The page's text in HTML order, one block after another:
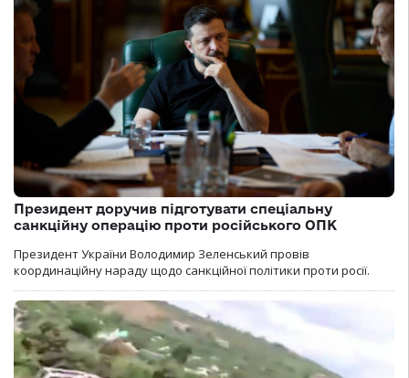
Президент доручив підготувати спеціальну
санкційну операцію проти російського ОПК
Президент України Володимир Зеленський провів
координаційну нараду щодо санкційної політики проти росії.